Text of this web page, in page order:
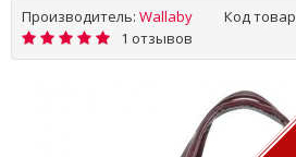
Производитель: Wallaby Код
1 отзывов